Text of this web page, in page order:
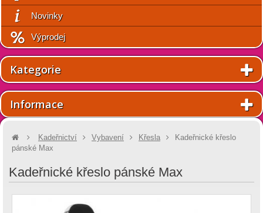
Novinky
Výprodej
Kategorie
Informace
Kadeřnictví Vybavení Křesla
Kadeřnické křeslo
pánské Max
Kadeřnické křeslo pánské Max